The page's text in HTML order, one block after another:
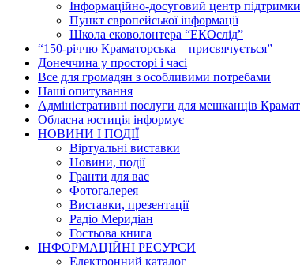
Інформаційно-досуговий центр
Пункт європейської інформації
Школа ековолонтера “ЕКОслід”
“150-річчю Краматорська – присвячується”
Донеччина у просторі і часі
Все для громадян з особливими потребами
Наші опитування
Адміністративні послуги для мешканців
Обласна юстиція інформує
НОВИНИ I ПОДIЇ
Вiртуальнi виставки
Новини, подiї
Гранти для вас
Фотогалерея
Виставки, презентації
Радіо Меридіан
Гостьова книга
IНФОРМАЦIЙНI РЕСУРСИ
Електронний каталог